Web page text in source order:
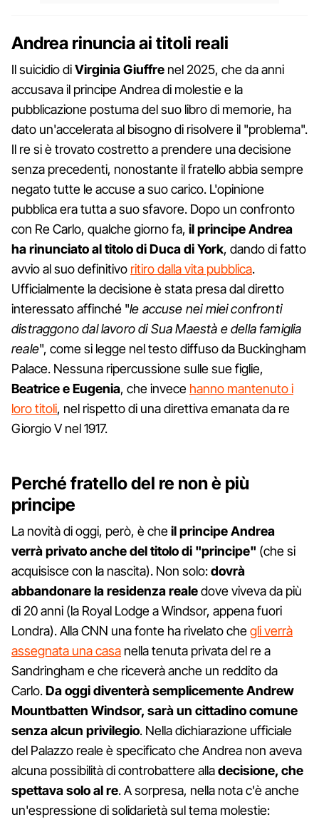
Andrea rinuncia ai titoli reali
Il suicidio diVirginia Giuffre nel 2025, che da anni
accusava il principe Andrea di molestie e la
pubblicazione postuma del suo libro di memorie, ha
dato un'accelerata al bisogno di risolvere il "problema".
Il re si è trovato costretto a prendere una decisione
senza precedenti, nonostante il fratello abbia sempre
negato tutte le accuse a suo carico. L'opinione
pubblica era tutta a suo sfavore. Dopo un confronto
con Re Carlo, qualche giorno fa, il principe Andrea
ha rinunciato al titolo di Duca di York, dando di fatto
avvio al suo definitivo ritiro dalla vita pubblica.
Ufficialmente la decisione è stata presa dal diretto
interessato affinché "le accuse nei miei confronti
distraggono dal lavoro di Sua Maestà e della famiglia
reale", come si legge nel testo diffuso da Buckingham
Palace. Nessuna ripercussione sulle sue figlie,
Beatrice e Eugenia, che invece hanno mantenuto i
loro titoli, nel rispetto di una direttiva emanata da re
Giorgio V nel 1917.
Perché fratello del re non è più
principe
La novità di oggi, però, è cheil principe Andrea
verrà privato anche del titolo di "principe" (che si
acquisisce con la nascita). Non solo:dovrà
abbandonare la residenza realedove viveva da più
di 20 anni (la Royal Lodge a Windsor, appena fuori
Londra). Alla CNN una fonte ha rivelato chegli verrà
assegnata una casa nella tenuta privata del re a
Sandringham e che riceverà anche un reddito da
Carlo.Da oggi diventerà semplicemente Andrew
Mountbatten Windsor, sarà un cittadino comune
senza alcun privilegio. Nella dichiarazione ufficiale
del Palazzo reale è specificato che Andrea non aveva
alcuna possibilità di controbattere alladecisione, che
spettava solo al re. A sorpresa, nella nota c'è anche
un'espressione di solidarietà sul tema molestie: